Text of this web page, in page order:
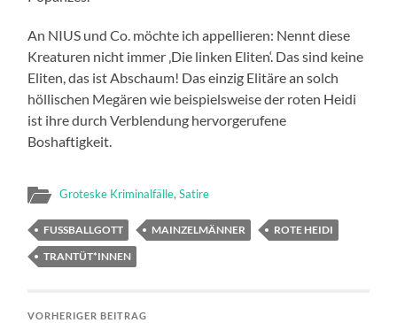
An NIUS und Co. möchte ich appellieren: Nennt diese
Kreaturen nicht immer ‚Die linken Eliten‘. Das sind keine
Eliten, das ist Abschaum! Das einzig Elitäre an solch
höllischen Megären wie beispielsweise der roten Heidi
ist ihre durch Verblendung hervorgerufene
Boshaftigkeit.
Groteske Kriminalfälle,Satire
FUSSBALLGOTT MAINZELMÄNNER
ROTE HEIDI
TRANTÜT*INNEN
VORHERIGER BEITRAG